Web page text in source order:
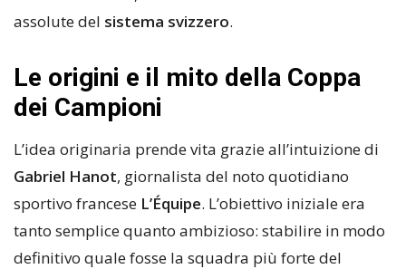
assolute del sistema svizzero.
Le origini e il mito della Coppa
dei Campioni
L’idea originaria prende vita grazie all’intuizione di
Gabriel Hanot, giornalista del noto quotidiano
sportivo francese L’Équipe. L’obiettivo iniziale era
tanto semplice quanto ambizioso: stabilire in modo
definitivo quale fosse la squadra più forte del